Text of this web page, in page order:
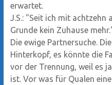
erwartet.
J.S.: "Seit ich mit achtzehn
Grunde kein Zuhause
Die ewige Partnersuche.
Hinterkopf, es könnte die
vor der Trennung, weil es
ist. Vor was für Qualen